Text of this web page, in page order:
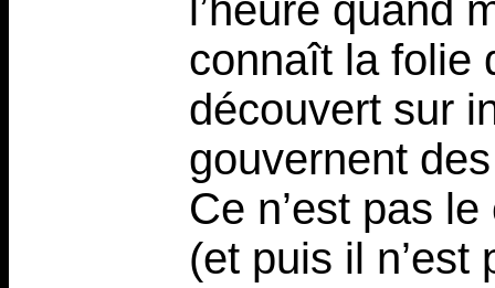
l’heure quand
connaît la folie
découvert sur
gouvernent
Ce n’est pas
(et puis il n’est